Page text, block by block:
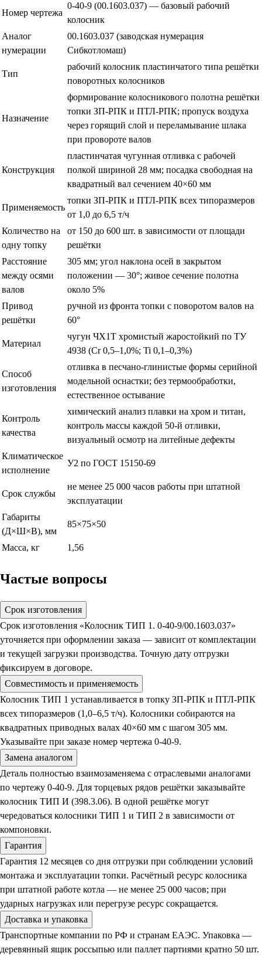
Номер чертежа
0-40-9 (00.1603.037) — базовый рабочий
колосник
Аналог
нумерации
00.1603.037 (заводская нумерация
Сибкотломаш)
Тип
рабочий колосник пластинчатого типа решётки
поворотных колосников
Назначение
формирование колосникового полотна решётки
топки ЗП-РПК и ПТЛ-РПК; пропуск воздуха
через горящий слой и переламывание шлака
при провороте валов
Конструкция
пластинчатая чугунная отливка с рабочей
полкой шириной 28 мм; посадка свободная на
квадратный вал сечением 40×60 мм
Применяемость
топки ЗП-РПК и ПТЛ-РПК всех типоразмеров
от 1,0 до 6,5 т/ч
Количество на
одну топку
от 150 до 600 шт. в зависимости от площади
решётки
Расстояние
между осями
валов
305 мм; угол наклона осей в закрытом
положении — 30°; живое сечение полотна
около 5%
Привод
решётки
ручной из фронта топки с поворотом валов на
60°
Материал
чугун ЧХ1Т хромистый жаростойкий по ТУ
4938 (Cr 0,5–1,0%; Ti 0,1–0,3%)
Способ
изготовления
отливка в песчано-глинистые формы серийной
модельной оснастки; без термообработки,
естественное остывание
Контроль
качества
химический анализ плавки на хром и титан,
контроль массы каждой 50-й отливки,
визуальный осмотр на литейные дефекты
Климатическое
исполнение
У2 по ГОСТ 15150-69
Срок службы
не менее 25 000 часов работы при штатной
эксплуатации
Габариты
(Д×Ш×В), мм
85×75×50
Масса, кг 1,56
Частые вопросы
Срок изготовления
Срок изготовления «Колосник ТИП 1. 0-40-9/00.1603.037»
уточняется при оформлении заказа — зависит от комплектации
и текущей загрузки производства. Точную дату отгрузки
фиксируем в договоре.
Совместимость и применяемость
Колосник ТИП 1 устанавливается в топку ЗП-РПК и ПТЛ-РПК
всех типоразмеров (1,0–6,5 т/ч). Колосники собираются на
квадратных приводных валах 40×60 мм с шагом 305 мм.
Указывайте при заказе номер чертежа 0-40-9.
Замена аналогом
Деталь полностью взаимозаменяема с отраслевыми аналогами
по чертежу 0-40-9. Для торцевых рядов решётки заказывайте
колосник ТИП И (398.3.06). В одной решётке могут
чередоваться колосники ТИП 1 и ТИП 2 в зависимости от
компоновки.
Гарантия
Гарантия 12 месяцев со дня отгрузки при соблюдении условий
монтажа и эксплуатации топки. Расчётный ресурс колосника
при штатной работе котла — не менее 25 000 часов; при
ударных нагрузках или перегрузе ресурс сокращается.
Доставка и упаковка
Транспортные компании по РФ и странам ЕАЭС. Упаковка —
деревянный ящик россыпью или паллет партиями кратно 50 шт.